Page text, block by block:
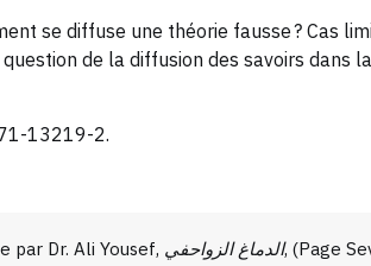
se diffuse une théorie fausse ? Cas
de la diffusion des savoirs dans
13219-2.
par Dr. Ali Yousef, الدماغ الزواحفي, (Page